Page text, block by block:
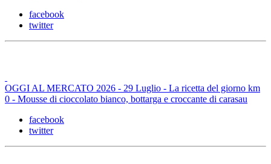
facebook
twitter
OGGI AL MERCATO 2026 - 29 Luglio - La ricetta del giorno km
0 - Mousse di cioccolato bianco, bottarga e croccante di carasau
facebook
twitter